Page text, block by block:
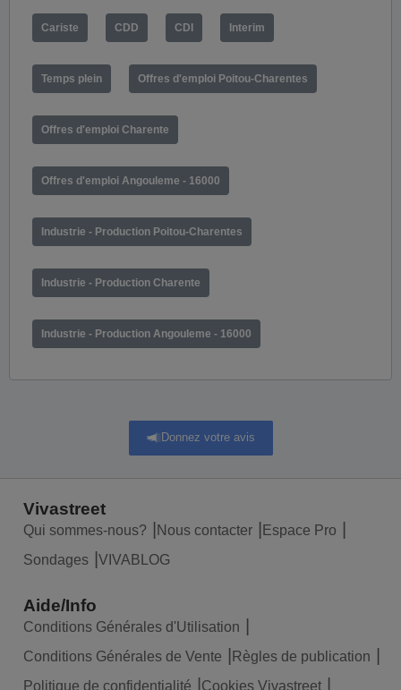
Cariste CDD CDI Interim
Temps plein Offres d'emploi Poitou-Charentes
Offres d'emploi Charente
Offres d'emploi Angouleme - 16000
Industrie - Production Poitou-Charentes
Industrie - Production Charente
Industrie - Production Angouleme - 16000
Donnez votre avis
Vivastreet
Qui sommes-nous? Nous contacter
Espace Pro
Sondages
VIVABLOG
Aide/Info
Conditions Générales d'Utilisation
Conditions Générales de Vente
Règles de publication
Politique de confidentialité
Cookies Vivastreet